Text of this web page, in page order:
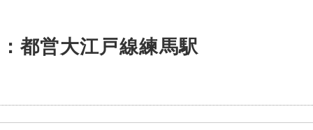
都営大江戸線練馬駅